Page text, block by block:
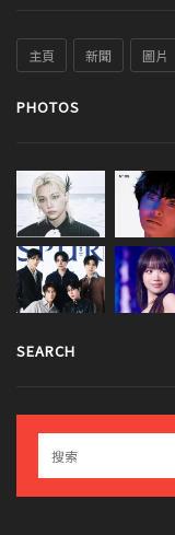
主頁 新聞 圖片
PHOTOS
SEARCH